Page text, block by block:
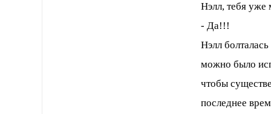
Нэлл, тебя уже
- Да!!!
Нэлл
можно было
чтобы
последнее